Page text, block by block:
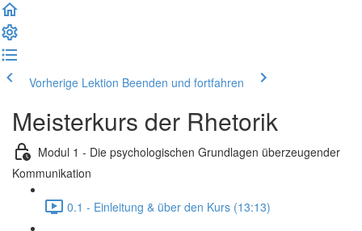
Vorherige Lektion Beenden und fortfahren
Meisterkurs der Rhetorik
Modul 1 - Die psychologischen Grundlagen überzeugender
Kommunikation
0.1 - Einleitung & über den Kurs (13:13)